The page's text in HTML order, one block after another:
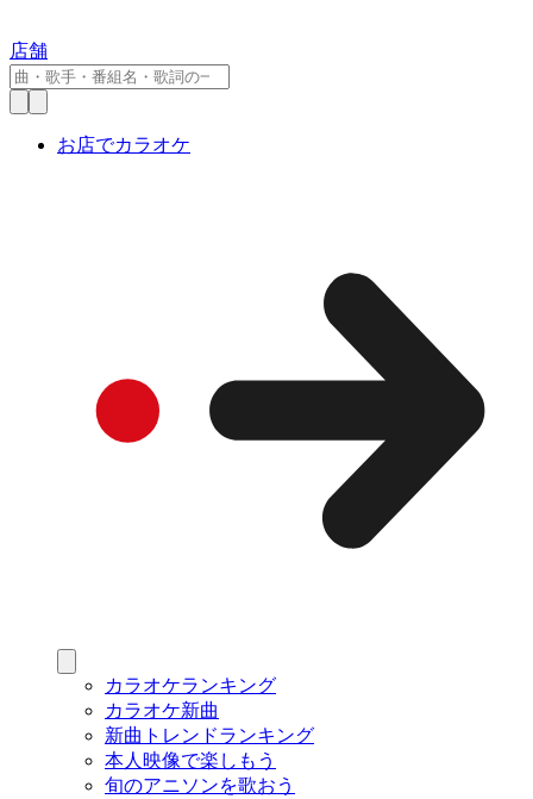
店舗
お店でカラオケ
カラオケランキング
カラオケ新曲
新曲トレンドランキング
本人映像で楽しもう
旬のアニソンを歌おう